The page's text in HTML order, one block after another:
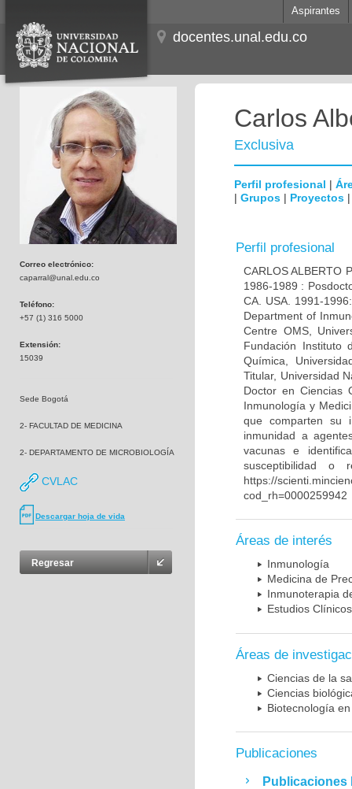
Aspirantes
docentes.unal.edu.co
Correo electrónico:
caparral@unal.edu.co
Teléfono:
+57 (1) 316 5000
Extensión:
15039
Sede Bogotá
2- FACULTAD DE MEDICINA
2- DEPARTAMENTO DE MICROBIOLOGÍA
CVLAC
Descargar hoja de vida
Regresar
Carlos
Exclusiva
Perfil profesional |
| Grupos | Proyectos
Perfil profesional
CARLOS ALBERTO
1986-1989 :
CA. USA. 1991-
Department of
Centre OMS,
Fundación Instituto
Química,
Titular, Universidad
Doctor en Ciencias
Inmunología y
que comparten su
inmunidad a
vacunas e
susceptibilidad o
https://
cod_rh=0000259942
Áreas de interés
Inmunología
Medicina de
Inmunoterapia
Estudios Clínicos
Áreas de
Ciencias de la
Ciencias
Biotecnología
Publicaciones
Publicaciones